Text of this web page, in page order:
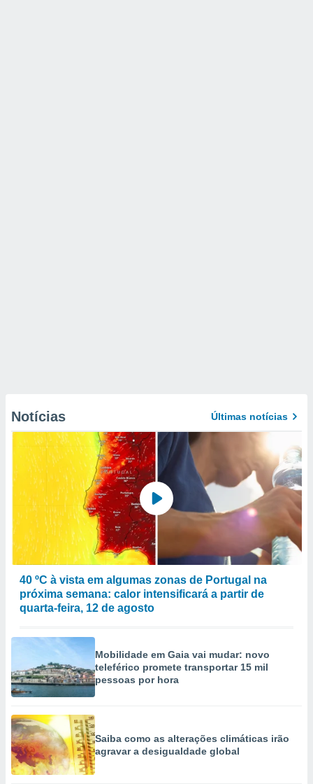
Notícias Últimas notícias
40 ºC à vista em algumas zonas de Portugal na
próxima semana: calor intensificará a partir de
quarta-feira, 12 de agosto
Mobilidade em Gaia vai mudar: novo
teleférico promete transportar 15 mil
pessoas por hora
Saiba como as alterações climáticas irão
agravar a desigualdade global